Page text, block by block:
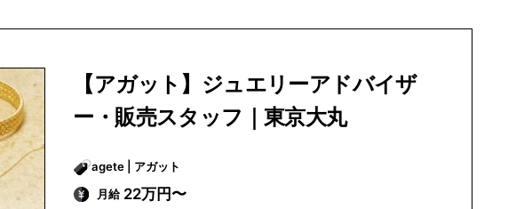
【アガット】ジュエリーアドバイザ
ー・販売スタッフ｜東京大丸
agete | アガット
月給 22万円〜